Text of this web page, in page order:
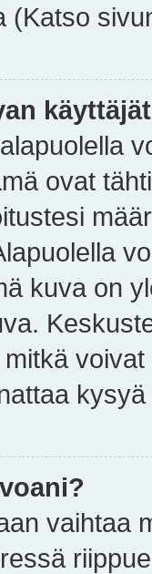
(Katso
ovat
kuva on
vaihtaa